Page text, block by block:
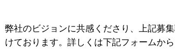
弊社のビジョンに共感くださり、上記募
けております。詳しくは下記フォームか